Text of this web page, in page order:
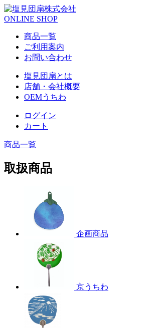
ONLINE SHOP
商品一覧
ご利用案内
お問い合わせ
塩見団扇とは
店舗・会社概要
OEMうちわ
ログイン
カート
商品一覧
取扱商品
企画商品
京うちわ